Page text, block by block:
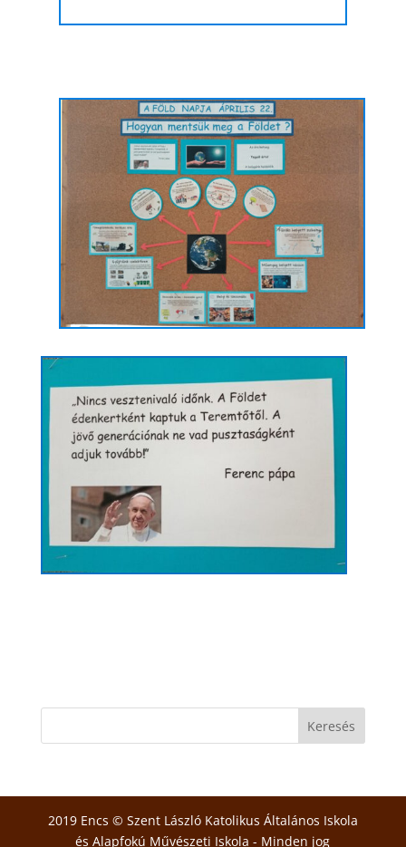
2019 Encs © Szent László Katolikus Általános Iskola
és Alapfokú Művészeti Iskola - Minden jog